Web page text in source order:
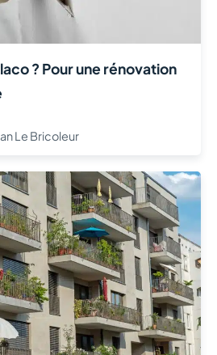
? Pour une rénovation
Le Bricoleur